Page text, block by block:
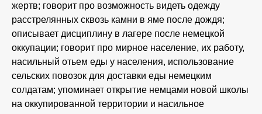
жертв; говорит про возможность видеть одежду
расстрелянных сквозь камни в яме после дождя;
описывает дисциплину в лагере после немецкой
оккупации; говорит про мирное население, их работу,
насильный отьем еды у населения, использование
сельских повозок для доставки еды немецким
солдатам; упоминает открытие немцами новой школы
на оккупированной территории и насильное